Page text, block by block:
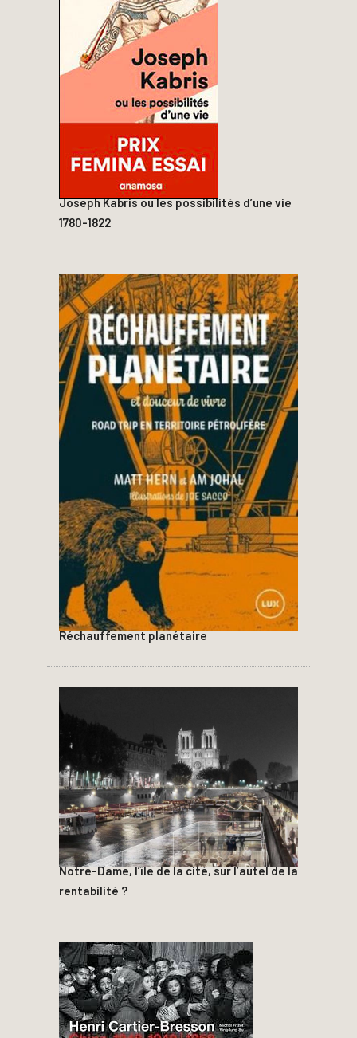
Joseph Kabris ou les possibilités d’une vie
1780-1822
Réchauffement planétaire
Notre-Dame, l’île de la cité, sur l’autel de la
rentabilité ?